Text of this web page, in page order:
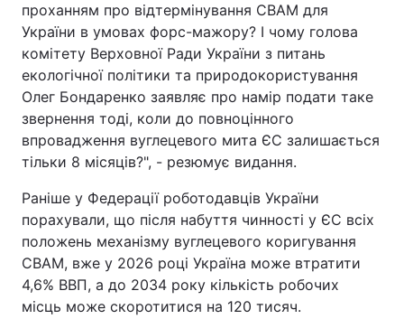
проханням про відтермінування СВАМ для
України в умовах форс-мажору? І чому голова
комітету Верховної Ради України з питань
екологічної політики та природокористування
Олег Бондаренко заявляє про намір подати таке
звернення тоді, коли до повноцінного
впровадження вуглецевого мита ЄС залишається
тільки 8 місяців?", - резюмує видання.
Раніше у Федерації роботодавців України
порахували, що після набуття чинності у ЄС всіх
положень механізму вуглецевого коригування
СВАМ, вже у 2026 році Україна може втратити
4,6% ВВП, а до 2034 року кількість робочих
місць може скоротитися на 120 тисяч.